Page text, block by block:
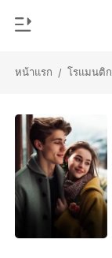
หน้าแรก / โรแมนติก
เติมเงิน
ประวัติการ
ออกจากร
หมวดหมู่
สมัยใหม่
ประวัติศาสตร์
โรแมนติก